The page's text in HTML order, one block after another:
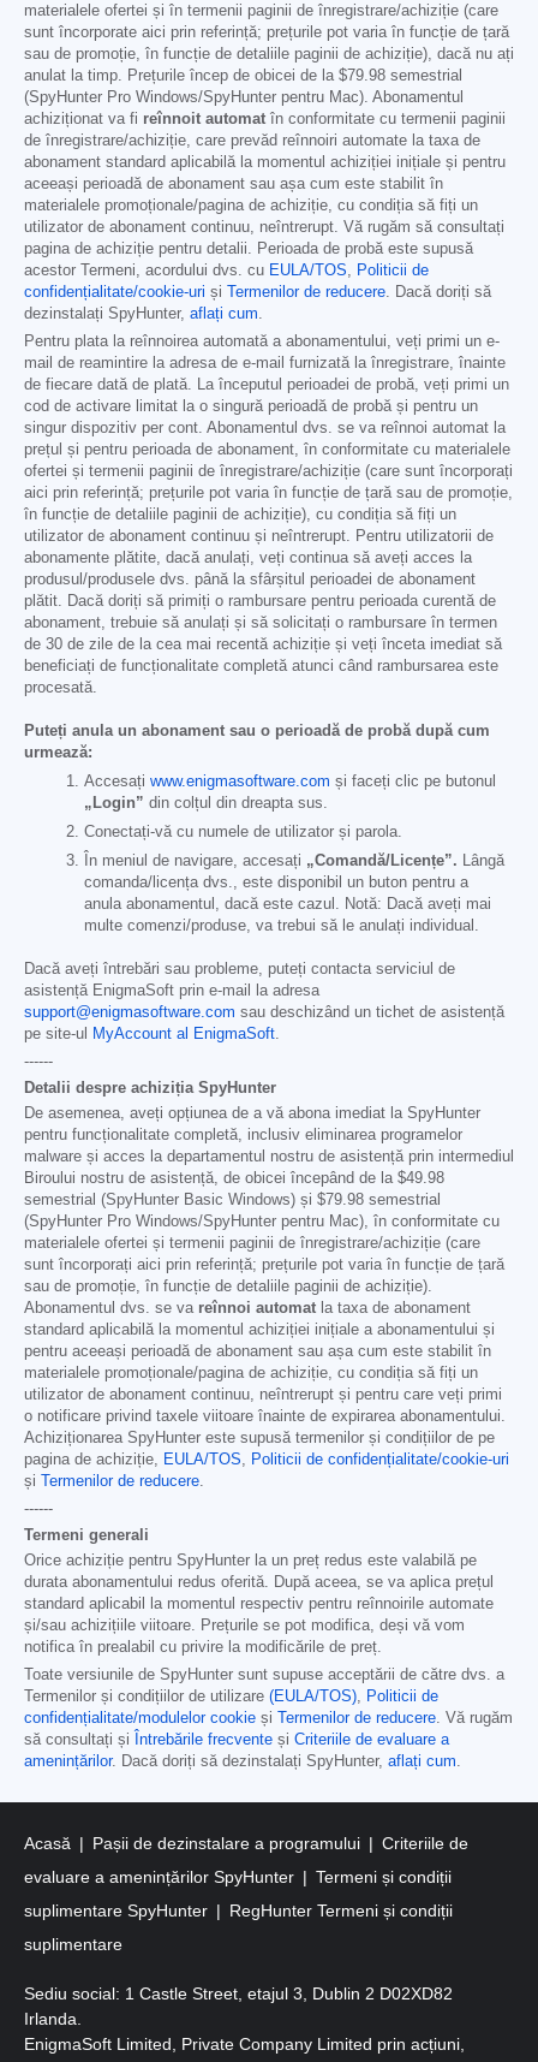
materialele ofertei și în termenii paginii de înregistrare/achiziție (care
sunt încorporate aici prin referință; prețurile pot varia în funcție de țară
sau de promoție, în funcție de detaliile paginii de achiziție), dacă nu ați
anulat la timp. Prețurile încep de obicei de la $79.98 semestrial
(SpyHunter Pro Windows/SpyHunter pentru Mac). Abonamentul
achiziționat va fi reînnoit automat în conformitate cu termenii paginii
de înregistrare/achiziție, care prevăd reînnoiri automate la taxa de
abonament standard aplicabilă la momentul achiziției inițiale și pentru
aceeași perioadă de abonament sau așa cum este stabilit în
materialele promoționale/pagina de achiziție, cu condiția să fiți un
utilizator de abonament continuu, neîntrerupt. Vă rugăm să consultați
pagina de achiziție pentru detalii. Perioada de probă este supusă
acestor Termeni, acordului dvs. cu EULA/TOS
Politicii de
confidențialitate/cookie-uri și Termenilor de reducere . Dacă doriți să
dezinstalați SpyHunter, aflați cum
Pentru plata la reînnoirea automată a abonamentului, veți primi un e-
mail de reamintire la adresa de e-mail furnizată la înregistrare, înainte
de fiecare dată de plată. La începutul perioadei de probă, veți primi un
cod de activare limitat la o singură perioadă de probă și pentru un
singur dispozitiv per cont. Abonamentul dvs. se va reînnoi automat la
prețul și pentru perioada de abonament, în conformitate cu materialele
ofertei și termenii paginii de înregistrare/achiziție (care sunt încorporați
aici prin referință; prețurile pot varia în funcție de țară sau de promoție,
în funcție de detaliile paginii de achiziție), cu condiția să fiți un
utilizator de abonament continuu și neîntrerupt. Pentru utilizatorii de
abonamente plătite, dacă anulați, veți continua să aveți acces la
produsul/produsele dvs. până la sfârșitul perioadei de abonament
plătit. Dacă doriți să primiți o rambursare pentru perioada curentă de
abonament, trebuie să anulați și să solicitați o rambursare în termen
de 30 de zile de la cea mai recentă achiziție și veți înceta imediat să
beneficiați de funcționalitate completă atunci când rambursarea este
procesată.
Puteți anula un abonament sau o perioadă de probă după cum
urmează:
Accesați www.enigmasoftware.com și faceți clic pe butonul
„Login” din colțul din dreapta sus.
Conectați-vă cu numele de utilizator și parola.
În meniul de navigare, accesați „Comandă/Licențe”. Lângă
comanda/licența dvs., este disponibil un buton pentru a
anula abonamentul, dacă este cazul. Notă: Dacă aveți mai
multe comenzi/produse, va trebui să le anulați individual.
Dacă aveți întrebări sau probleme, puteți contacta serviciul de
asistență EnigmaSoft prin e-mail la adresa
support@enigmasoftware.com sau deschizând un tichet de asistență
pe site-ul
MyAccount al EnigmaSoft.
------
Detalii despre achiziția SpyHunter
De asemenea, aveți opțiunea de a vă abona imediat la SpyHunter
pentru funcționalitate completă, inclusiv eliminarea programelor
malware și acces la departamentul nostru de asistență prin intermediul
Biroului nostru de asistență, de obicei începând de la $49.98
semestrial (SpyHunter Basic Windows) și $79.98 semestrial
(SpyHunter Pro Windows/SpyHunter pentru Mac), în conformitate cu
materialele ofertei și termenii paginii de înregistrare/achiziție (care
sunt încorporați aici prin referință; prețurile pot varia în funcție de țară
sau de promoție, în funcție de detaliile paginii de achiziție).
Abonamentul dvs. se va reînnoi automat la taxa de abonament
standard aplicabilă la momentul achiziției inițiale a abonamentului și
pentru aceeași perioadă de abonament sau așa cum este stabilit în
materialele promoționale/pagina de achiziție, cu condiția să fiți un
utilizator de abonament continuu, neîntrerupt și pentru care veți primi
o notificare privind taxele viitoare înainte de expirarea abonamentului.
Achiziționarea SpyHunter este supusă termenilor și condițiilor de pe
pagina de achiziție, EULA/TOS, Politicii de confidențialitate/cookie-uri
și
Termenilor de reducere.
------
Termeni generali
Orice achiziție pentru SpyHunter la un preț redus este valabilă pe
durata abonamentului redus oferită. După aceea, se va aplica prețul
standard aplicabil la momentul respectiv pentru reînnoirile automate
și/sau achizițiile viitoare. Prețurile se pot modifica, deși vă vom
notifica în prealabil cu privire la modificările de preț.
Toate versiunile de SpyHunter sunt supuse acceptării de către dvs. a
Termenilor și condițiilor de utilizare (EULA/TOS), Politicii de
confidențialitate/modulelor cookie și Termenilor de reducere. Vă rugăm
să consultați și
Întrebările frecvente și Criteriile de evaluare a
amenințărilor. Dacă doriți să dezinstalați SpyHunter, aflați cum.
Acasă Pașii de dezinstalare a programului
Criteriile de
evaluare a amenințărilor SpyHunter
Termeni și condiții
suplimentare SpyHunter
RegHunter Termeni și condiții
suplimentare
Sediu social: 1 Castle Street, etajul 3, Dublin 2 D02XD82
Irlanda.
EnigmaSoft Limited, Private Company Limited prin acțiuni,